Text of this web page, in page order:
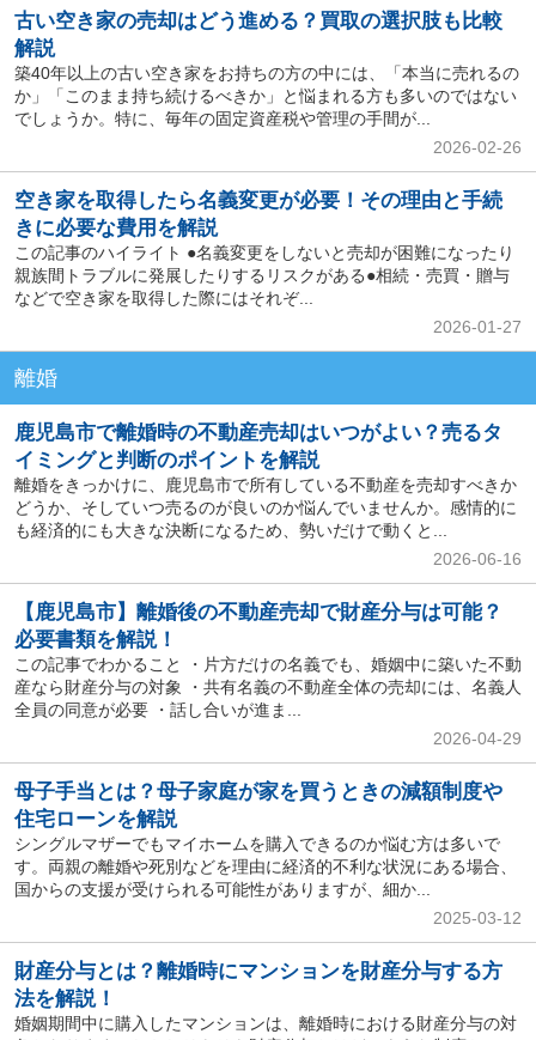
古い空き家の売却はどう進める？買取の選択肢も比較
解説
築40年以上の古い空き家をお持ちの方の中には、「本当に売れるの
か」「このまま持ち続けるべきか」と悩まれる方も多いのではない
でしょうか。特に、毎年の固定資産税や管理の手間が...
2026-02-26
空き家を取得したら名義変更が必要！その理由と手続
きに必要な費用を解説
この記事のハイライト ●名義変更をしないと売却が困難になったり
親族間トラブルに発展したりするリスクがある●相続・売買・贈与
などで空き家を取得した際にはそれぞ...
2026-01-27
離婚
鹿児島市で離婚時の不動産売却はいつがよい？売るタ
イミングと判断のポイントを解説
離婚をきっかけに、鹿児島市で所有している不動産を売却すべきか
どうか、そしていつ売るのが良いのか悩んでいませんか。感情的に
も経済的にも大きな決断になるため、勢いだけで動くと...
2026-06-16
【鹿児島市】離婚後の不動産売却で財産分与は可能？
必要書類を解説！
この記事でわかること ・片方だけの名義でも、婚姻中に築いた不動
産なら財産分与の対象 ・共有名義の不動産全体の売却には、名義人
全員の同意が必要 ・話し合いが進ま...
2026-04-29
母子手当とは？母子家庭が家を買うときの減額制度や
住宅ローンを解説
シングルマザーでもマイホームを購入できるのか悩む方は多いで
す。両親の離婚や死別などを理由に経済的不利な状況にある場合、
国からの支援が受けられる可能性がありますが、細か...
2025-03-12
財産分与とは？離婚時にマンションを財産分与する方
法を解説！
婚姻期間中に購入したマンションは、離婚時における財産分与の対